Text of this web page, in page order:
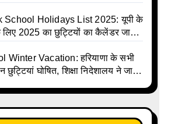
| Madhyamik School Holidays
Talika | Up Holidays List |
School Holidays List 2025: यूपी के
2025 का छुट्टियों का कैलेंडर जारी |
Avkash Talika 2025 | UP
avkash suchi | UP
| Madhyamik School Holidays
Winter Vacation: हरियाणा के सभी
घोषित, शिक्षा निदेशालय ने जारी